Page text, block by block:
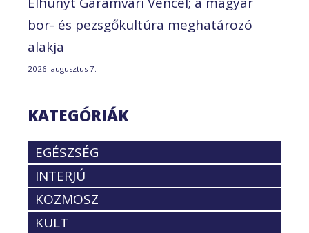
bor- és pezsgőkultúra meghatározó
alakja
2026. augusztus 7.
KATEGÓRIÁK
EGÉSZSÉG
INTERJÚ
KOZMOSZ
KULT